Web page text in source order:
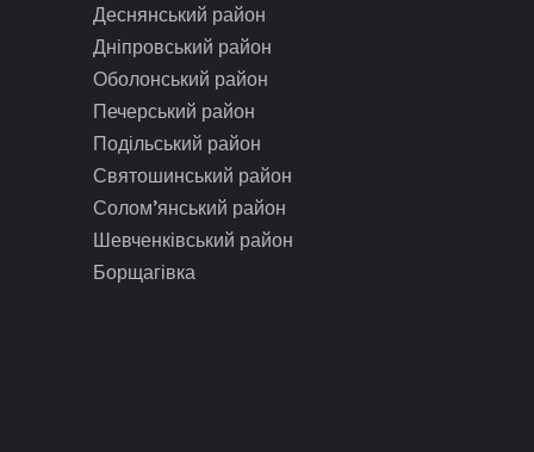
Деснянський район
Дніпровський район
Оболонський район
Печерський район
Подільський район
Святошинський район
Солом’янський район
Шевченківський район
Борщагівка